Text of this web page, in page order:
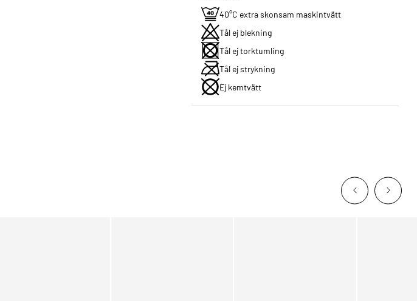
40°C extra skonsam maskintvätt
Tål ej blekning
Tål ej torktumling
Tål ej strykning
Ej kemtvätt